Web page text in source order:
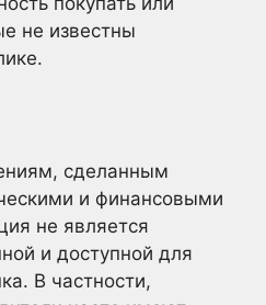
не известны
сделанным
и финансовыми
не является
и доступной для
В частности,